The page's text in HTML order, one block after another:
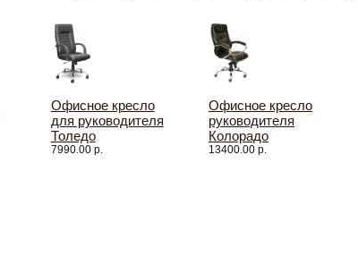
Офисное кресло
для руководителя
Толедо
7990.00 р.
Офисное кресло
руководителя
Колорадо
13400.00 р.